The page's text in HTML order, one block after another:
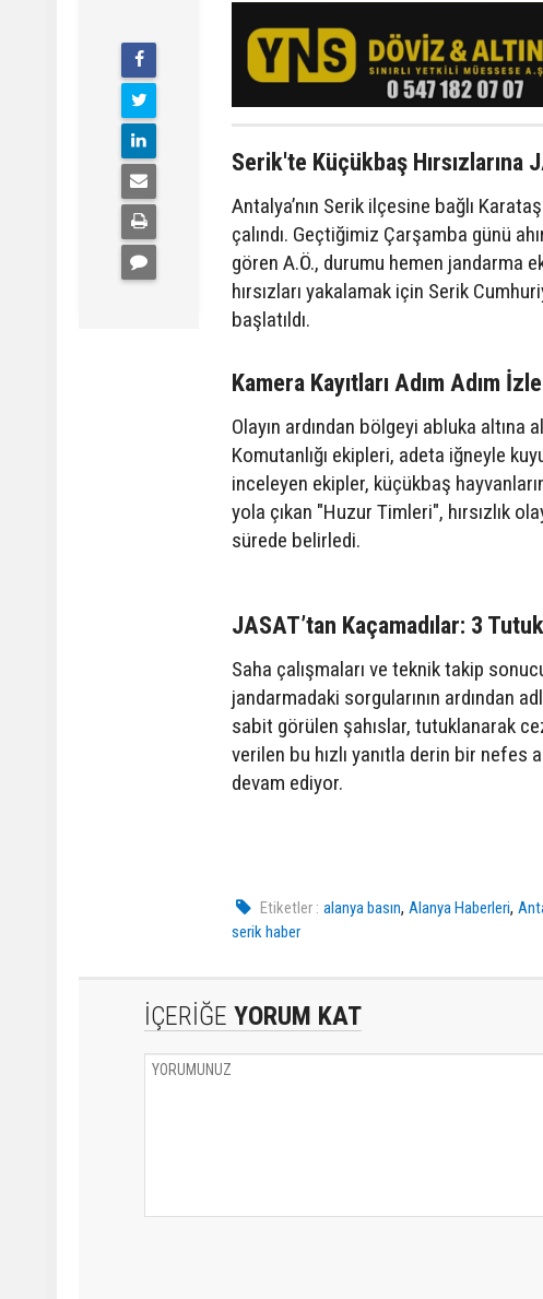
Serik'te Küçükbaş Hırsızlarına
Antalya’nın Serik ilçesine bağlı
çalındı. Geçtiğimiz Çarşamba günü
gören A.Ö., durumu hemen jandarma
hırsızları yakalamak için Serik
başlatıldı.
Kamera Kayıtları Adım Adım
Olayın ardından bölgeyi abluka
Komutanlığı ekipleri, adeta iğneyle
inceleyen ekipler, küçükbaş
yola çıkan "Huzur Timleri", hırsızlık
sürede belirledi.
JASAT’tan Kaçamadılar: 3
Saha çalışmaları ve teknik takip
jandarmadaki sorgularının ardından
sabit görülen şahıslar, tutuklanarak
verilen bu hızlı yanıtla derin bir nefes
devam ediyor.
Etiketler : alanya basın,Alanya Haberleri,
serik haber
İÇERİĞE YORUM KAT